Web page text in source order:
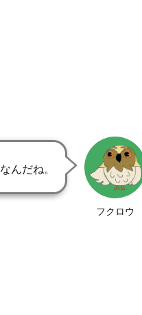
フクロウ
なんだね。